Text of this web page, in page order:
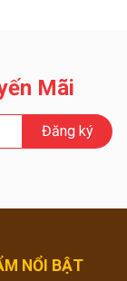
Mãi
Đăng ký
NỔI BẬT